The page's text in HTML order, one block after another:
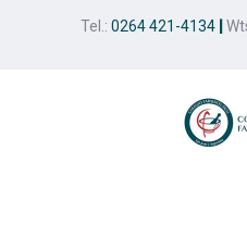
Tel.: 0264 421-4134